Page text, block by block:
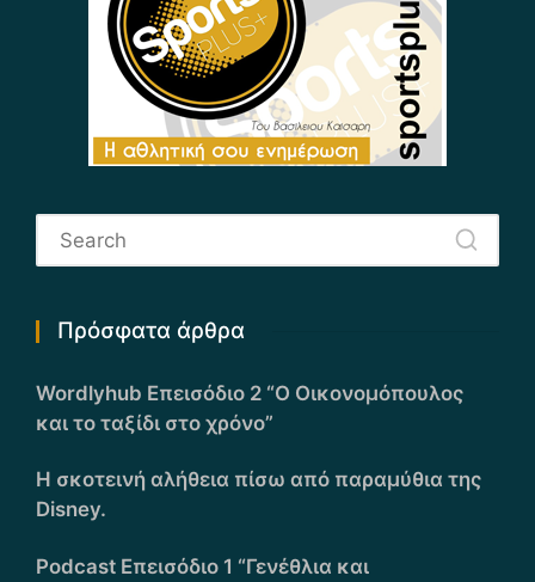
Πρόσφατα άρθρα
Wordlyhub Επεισόδιο 2 “Ο Οικονομόπουλος
και το ταξίδι στο χρόνο”
Η σκοτεινή αλήθεια πίσω από παραμύθια της
Disney.
Podcast Επεισόδιο 1 “Γενέθλια και